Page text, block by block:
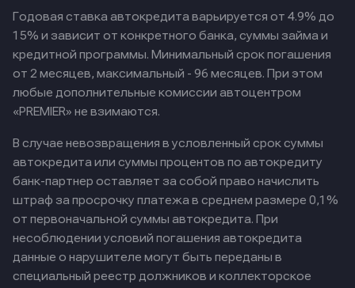
Годовая ставка автокредита варьируется от 4.9% до
15% и зависит от конкретного банка, суммы займа и
кредитной программы. Минимальный срок погашения
от 2 месяцев, максимальный - 96 месяцев. При этом
любые дополнительные комиссии автоцентром
«PREMIER» не взимаются.
В случае невозвращения в условленный срок суммы
автокредита или суммы процентов по автокредиту
банк-партнер оставляет за собой право начислить
штраф за просрочку платежа в среднем размере 0,1%
от первоначальной суммы автокредита. При
несоблюдении условий погашения автокредита
данные о нарушителе могут быть переданы в
специальный реестр должников и коллекторское